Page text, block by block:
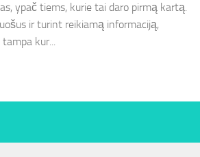
ypač tiems, kurie tai daro pirmą kartą.
ir turint reikiamą informaciją,
kur...